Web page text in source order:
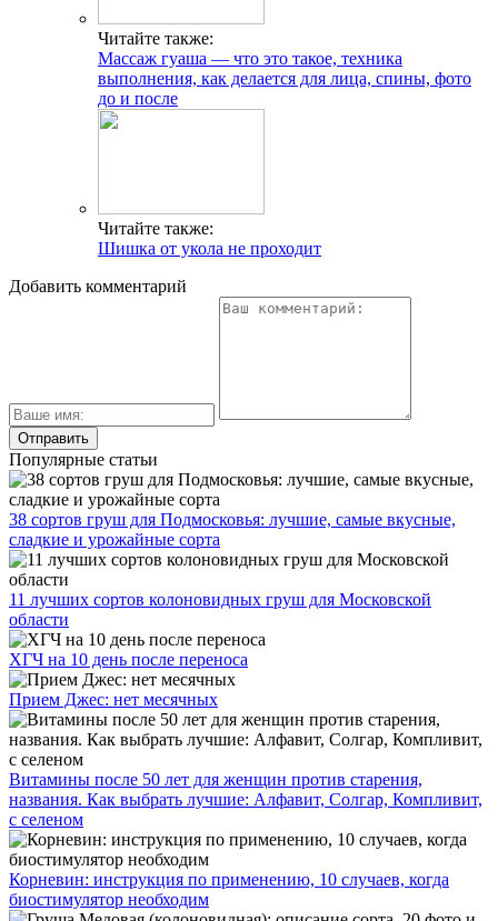
Читайте также:
Массаж гуаша — что это такое, техника
выполнения, как делается для лица, спины, фото
до и после
Читайте также:
Шишка от укола не проходит
Добавить комментарий
Популярные статьи
38 сортов груш для Подмосковья: лучшие, самые вкусные,
сладкие и урожайные сорта
11 лучших сортов колоновидных груш для Московской
области
ХГЧ на 10 день после переноса
Прием Джес: нет месячных
Витамины после 50 лет для женщин против старения,
названия. Как выбрать лучшие: Алфавит, Солгар, Компливит,
с селеном
Корневин: инструкция по применению, 10 случаев, когда
биостимулятор необходим